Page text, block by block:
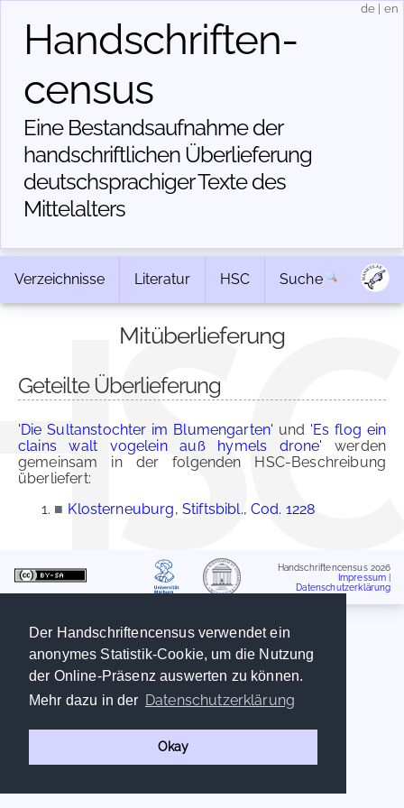
Der Handschriftencensus verwendet ein
anonymes Statistik-Cookie, um die Nutzung
der Online-Präsenz auswerten zu können.
Mehr dazu in der Datenschutzerklärung
Okay
Handschriften­
census
Eine Bestandsaufnahme der
handschriftlichen Über­lieferung
deutschsprachiger Texte des
Mittelalters
de en
Verzeichnisse Literatur HSC Suche
Mitüberlieferung
Geteilte Überlieferung
'Die Sultanstochter im Blumengarten' und 'Es flog ein
clains walt vogelein auß hymels drone' werden
gemeinsam in der folgenden HSC-Beschreibung
überliefert:
■ Klosterneuburg, Stiftsbibl., Cod. 1228
Handschriftencensus 2026
Impressum
Datenschutzerklärung